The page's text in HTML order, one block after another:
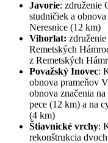
Javorie: združenie
studničiek a
Neresnice (12 km)
Vihorlat:
Remetských
z Remetských
Považský Inovec:
obnova prameňov
obnova značenia
pece (12 km) a na
(4 km)
Štiavnické vrchy:
rekonštrukcia